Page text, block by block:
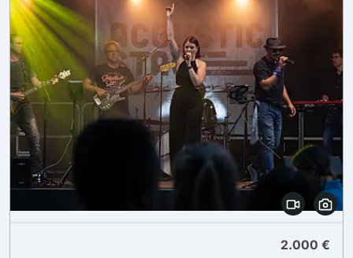
2.000 €